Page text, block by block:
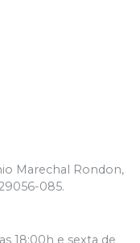
Marechal Rondon,
085.
18:00h e sexta de